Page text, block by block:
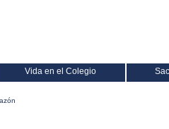
Vida en el Colegio